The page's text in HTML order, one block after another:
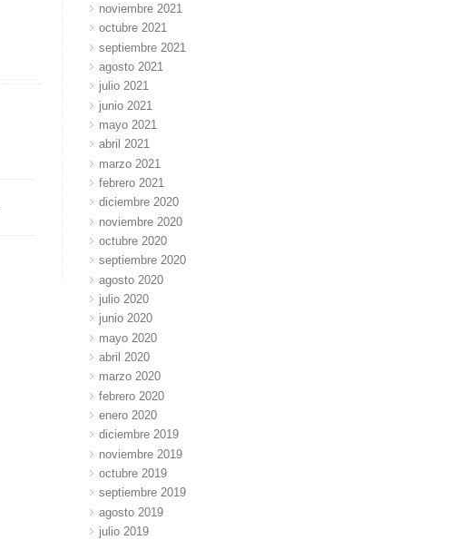
noviembre 2021
octubre 2021
septiembre 2021
agosto 2021
julio 2021
junio 2021
mayo 2021
abril 2021
marzo 2021
febrero 2021
diciembre 2020
noviembre 2020
octubre 2020
septiembre 2020
agosto 2020
julio 2020
junio 2020
mayo 2020
abril 2020
marzo 2020
febrero 2020
enero 2020
diciembre 2019
noviembre 2019
octubre 2019
septiembre 2019
agosto 2019
julio 2019